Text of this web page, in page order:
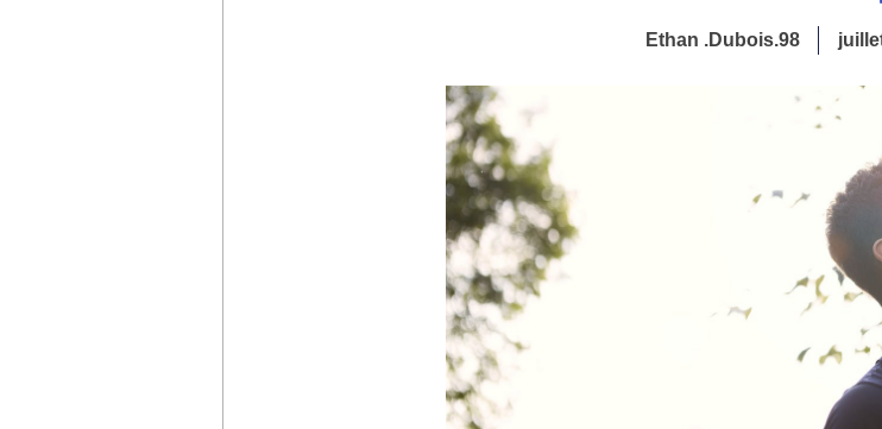
Ethan .Dubois.98